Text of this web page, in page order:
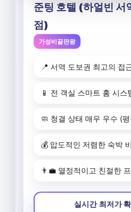
준팅 호텔 (하얼빈 서
점)
가성비끝판왕
📍 서역 도보권 최고의 접
📱 전 객실 스마트 홈 시스
🧼 청결 상태 매우 우수 (
💰 압도적인 저렴한 숙박
👨‍💼 열정적이고 친절한
실시간 최저가